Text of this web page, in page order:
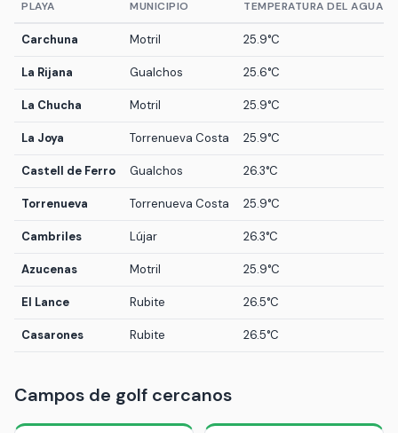
PLAYA MUNICIPIO TEMPERATURA DEL AGUA
Carchuna Motril 25.9°C
La Rijana Gualchos 25.6°C
La Chucha Motril 25.9°C
La Joya Torrenueva Costa 25.9°C
Castell de Ferro Gualchos 26.3°C
Torrenueva Torrenueva Costa 25.9°C
Cambriles Lújar 26.3°C
Azucenas Motril 25.9°C
El Lance Rubite 26.5°C
Casarones Rubite 26.5°C
Campos de golf cercanos